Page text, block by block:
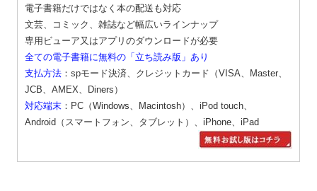
電子書籍だけではなく本の配送も対応
文芸、コミック、雑誌など幅広いラインナップ
専用ビューア又はアプリのダウンロードが必要
全ての電子書籍に無料の「立ち読み版」あり
支払方法 ：spモード決済、クレジットカード（VISA、Master、
JCB、AMEX、Diners）
対応端末 ：PC（Windows、Macintosh）、iPod touch、
Android（スマートフォン、タブレット）、iPhone、iPad